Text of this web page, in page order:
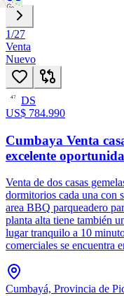
1/27
Venta
Nuevo
47
DS
US$ 784.990
Cumbaya Venta
excelente
Venta de dos casas
dormitorios cada una con
area BBQ parqueadero
planta alta tiene también
lugar tranquilo a 10
comerciales se encuentra
Cumbayá, Provincia de